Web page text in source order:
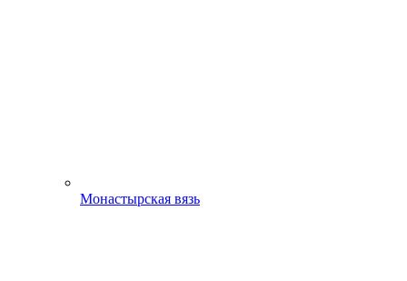
Монастырская вязь